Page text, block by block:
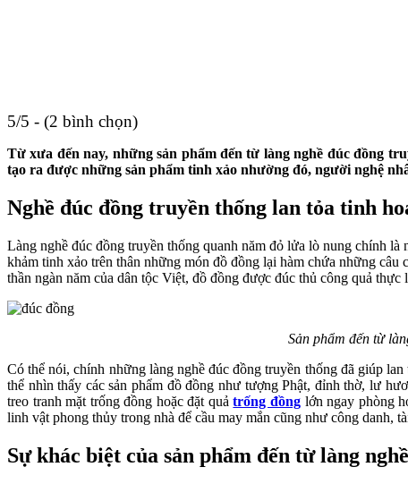
5/5 - (2 bình chọn)
Từ xưa đến nay, những sản phẩm đến từ làng nghề đúc đồng
tạo ra được những sản phẩm tinh xảo nhường đó, người nghệ
Nghề đúc đồng truyền thống lan tỏa tinh
Làng nghề đúc đồng truyền thống quanh năm đỏ lửa lò nung chính
khảm tinh xảo trên thân những món đồ đồng lại hàm chứa những
thần ngàn năm của dân tộc Việt, đồ đồng được đúc thủ công quả
Sản phẩm đến từ
Có thể nói, chính những làng nghề đúc đồng truyền thống đã giúp
thể nhìn thấy các sản phẩm đồ đồng như tượng Phật, đỉnh thờ, lư
treo tranh mặt trống đồng hoặc đặt quảtrống đồnglớn ngay phòng
linh vật phong thủy trong nhà để cầu may mắn cũng như công danh,
Sự khác biệt của sản phẩm đến từ làng